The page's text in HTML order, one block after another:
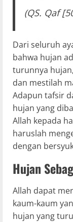
(QS. Qaf
Dari seluruh
bahwa hujan
turunnya
dan mestilah
Adapun tafsir
hujan yang
Allah kepada
haruslah
dengan
Hujan
Allah dapat
kaum-kaum
hujan yang